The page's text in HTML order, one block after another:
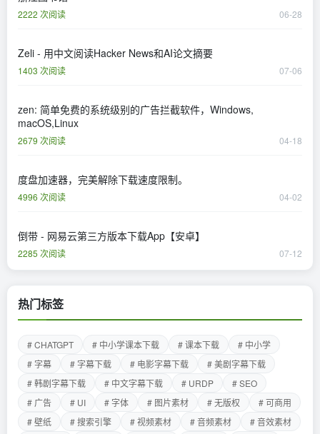
2222 次阅读 06-28
Zeli - 用中文阅读Hacker News和AI论文摘要
1403 次阅读 07-06
zen: 简单免费的系统级别的广告拦截软件，Windows,
macOS,Linux
2679 次阅读 04-18
度盘加速器，完美解除下载速度限制。
4996 次阅读 04-02
倒带 - 网易云第三方版本下载App【安卓】
2285 次阅读 07-12
热门标签
# CHATGPT # 中小学课本下载 # 课本下载
# 中小学
# 字幕
# 字幕下载 # 电影字幕下载
# 美剧字幕下载
# 韩剧字幕下载
# 中文字幕下载 # URDP
# SEO
# 广告
# UI # 字体 # 图片素材 # 无版权
# 可商用
# 壁纸
# 搜索引擎 # 视频素材 # 音频素材 # 音效素材